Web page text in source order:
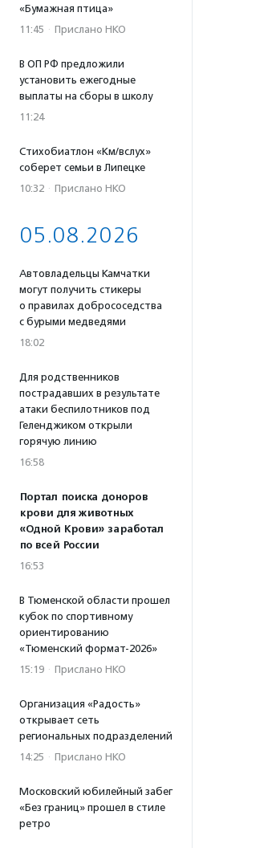
«Бумажная птица»
11:45 · Прислано НКО
В ОП РФ предложили
установить ежегодные
выплаты на сборы в школу
11:24
Стихобиатлон «Км/вслух»
соберет семьи в Липецке
10:32 · Прислано НКО
05.08.2026
Автовладельцы Камчатки
могут получить стикеры
о правилах добрососедства
с бурыми медведями
18:02
Для родственников
пострадавших в результате
атаки беспилотников под
Геленджиком открыли
горячую линию
16:58
Портал поиска доноров
крови для животных
«Одной Крови» заработал
по всей России
16:53
В Тюменской области прошел
кубок по спортивному
ориентированию
«Тюменский формат-2026»
15:19 · Прислано НКО
Организация «Радость»
открывает сеть
региональных подразделений
14:25 · Прислано НКО
Московский юбилейный забег
«Без границ» прошел в стиле
ретро